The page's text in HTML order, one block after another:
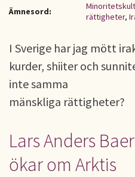
Ämnesord:
rättigheter,
I Sverige har jag mött
kurder, shiiter och
inte samma
mänskliga rättigheter?
Lars Anders
ökar om Arktis